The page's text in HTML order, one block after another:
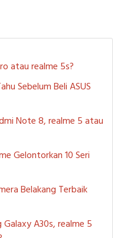
atau realme 5s?
Sebelum Beli ASUS
Note 8, realme 5 atau
Gelontorkan 10 Seri
Belakang Terbaik
Galaxy A30s, realme 5